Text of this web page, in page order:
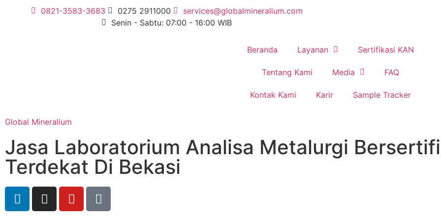
0821-3583-3683 0275 2911000
services@globalmineralium.com
Senin - Sabtu: 07:00 - 16:00 WIB
Beranda Layanan Sertifikasi KAN
Tentang Kami Media FAQ
Kontak Kami Karir Sample Tracker
Global Mineralium
Jasa Laboratorium Analisa Metalurgi
Terdekat Di Bekasi